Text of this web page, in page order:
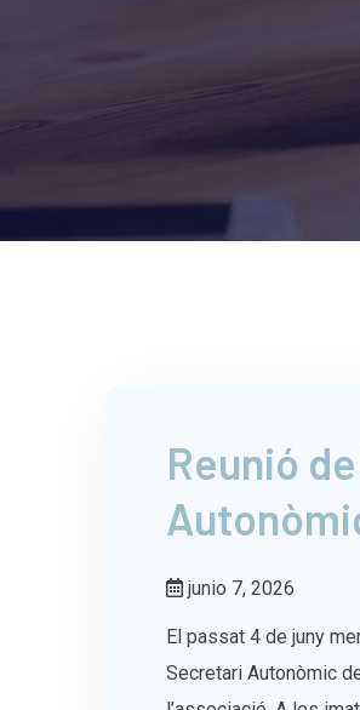
Reunió
junio 7, 2026
El passat 4 de juny
Secretari Autonòmic